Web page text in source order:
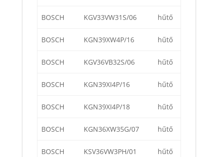
BOSCH KGV33VW31S/06 hűtő
BOSCH KGN39XW4P/16 hűtő
BOSCH KGV36VB32S/06 hűtő
BOSCH KGN39XI4P/16 hűtő
BOSCH KGN39XI4P/18 hűtő
BOSCH KGN36XW35G/07 hűtő
BOSCH KSV36VW3PH/01 hűtő